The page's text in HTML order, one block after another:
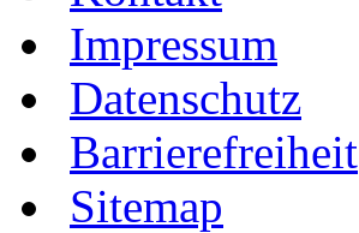
Impressum
Datenschutz
Barrierefreiheit
Sitemap